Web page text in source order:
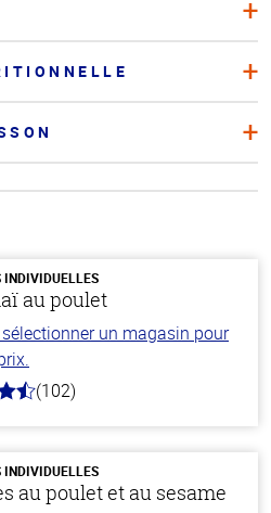
INDIVIDUELLES
au poulet
un magasin pour
(102)
INDIVIDUELLES
au poulet et au sesame